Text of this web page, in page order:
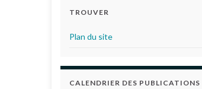
TROUVER
Plan du site
CALENDRIER DES PUBLICATIONS